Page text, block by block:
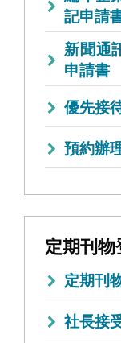
記申請
新聞通
申請書
優先接
預約辦
定期刊物
定期刊
社長接